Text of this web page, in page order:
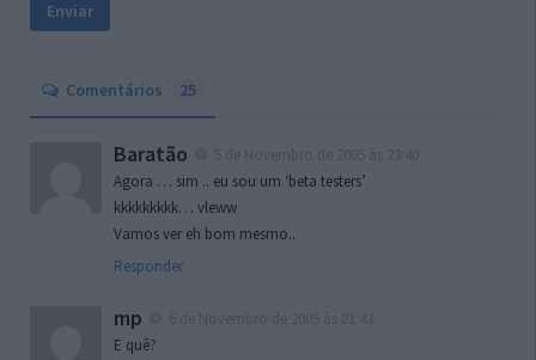
Comentários 25
Baratão
Agora … sim .. eu sou um ‘beta testers’
kkkkkkkkk… vleww
Vamos ver eh bom mesmo..
Responder
mp
E quê?